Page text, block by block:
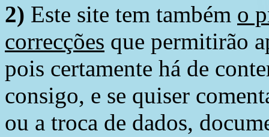
2) Este site tem também o
correcções que permitirão
pois certamente há de
consigo, e se quiser
ou a troca de dados,